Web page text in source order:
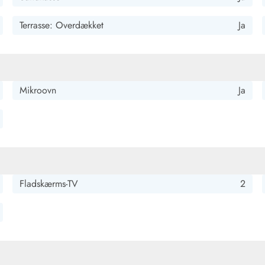
strande og tilstrækkelige indkøbsmuligheder i nærheden
Terrasse: Overdækket Ja
Mikroovn Ja
Fladskærms-TV 2